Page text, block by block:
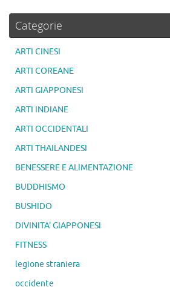
Categorie
ARTI CINESI
ARTI COREANE
ARTI GIAPPONESI
ARTI INDIANE
ARTI OCCIDENTALI
ARTI THAILANDESI
BENESSERE E ALIMENTAZIONE
BUDDHISMO
BUSHIDO
DIVINITA' GIAPPONESI
FITNESS
legione straniera
occidente